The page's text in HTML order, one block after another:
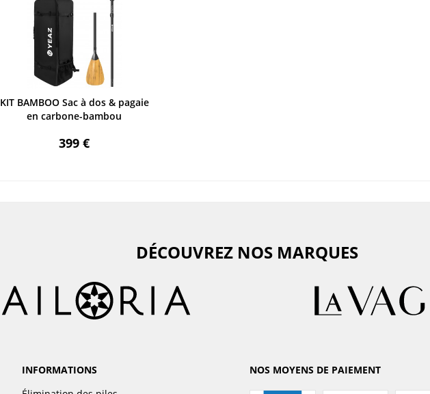
KIT BAMBOO Sac à dos & pagaie
en carbone-bambou
399 €
DÉCOUVREZ NOS MARQUES
INFORMATIONS
NOS MOYENS DE PAIEMENT